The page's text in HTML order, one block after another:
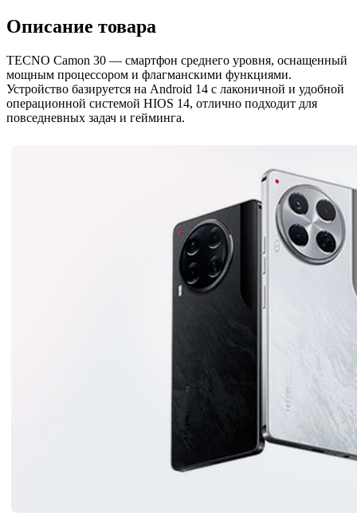
Описание товара
TECNO Camon 30 — смартфон среднего уровня, оснащенный
мощным процессором и флагманскими функциями.
Устройство базируется на Android 14 с лаконичной и удобной
операционной системой HIOS 14, отлично подходит для
повседневных задач и гейминга.